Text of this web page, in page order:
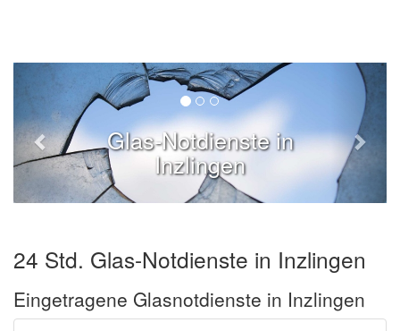
Glas-Notdienste in
Inzlingen
24 Std. Glas-Notdienste in Inzlingen
Eingetragene Glasnotdienste in Inzlingen